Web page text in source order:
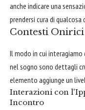
anche indicare una
prendersi cura di
Contesti Onirici
Il modo in cui
nel sogno sono dettagli
elemento aggiunge un
Interazioni con
Incontro